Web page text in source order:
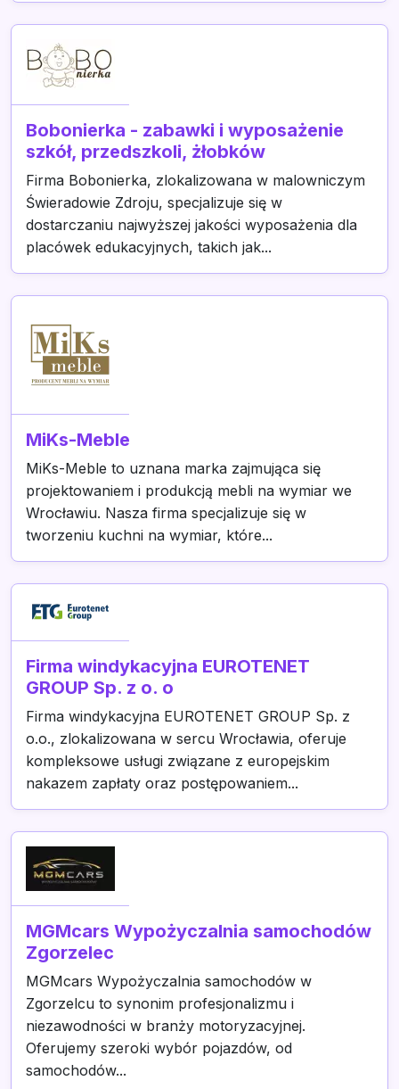
Bobonierka - zabawki i wyposażenie
szkół, przedszkoli, żłobków
Firma Bobonierka, zlokalizowana w malowniczym
Świeradowie Zdroju, specjalizuje się w
dostarczaniu najwyższej jakości wyposażenia dla
placówek edukacyjnych, takich jak...
MiKs-Meble
MiKs-Meble to uznana marka zajmująca się
projektowaniem i produkcją mebli na wymiar we
Wrocławiu. Nasza firma specjalizuje się w
tworzeniu kuchni na wymiar, które...
Firma windykacyjna EUROTENET
GROUP Sp. z o. o
Firma windykacyjna EUROTENET GROUP Sp. z
o.o., zlokalizowana w sercu Wrocławia, oferuje
kompleksowe usługi związane z europejskim
nakazem zapłaty oraz postępowaniem...
MGMcars Wypożyczalnia samochodów
Zgorzelec
MGMcars Wypożyczalnia samochodów w
Zgorzelcu to synonim profesjonalizmu i
niezawodności w branży motoryzacyjnej.
Oferujemy szeroki wybór pojazdów, od
samochodów...